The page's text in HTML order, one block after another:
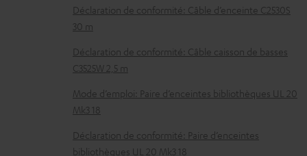
D
o
c
u
m
e
n
Déclaration de conformité: Câble d’enceinte C2530S
30 m
Déclaration de conformité: Câble caisson de basses
C3525W 2,5 m
Mode d’emploi: Paire d’enceintes bibliothèques UL 20
Mk3 18
Déclaration de conformité: Paire d’enceintes
bibliothèques UL 20 Mk3 18